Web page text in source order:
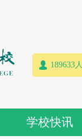
189633
学校快讯